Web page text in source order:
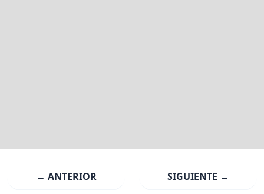
← ANTERIOR SIGUIENTE →